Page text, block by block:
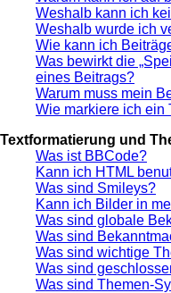
Weshalb kann ich
Weshalb wurde ich
Wie kann ich
Was bewirkt die
eines Beitrags?
Warum muss mein
Wie markiere ich ein
Textformatierung und
Was ist BBCode?
Kann ich HTML
Was sind Smileys?
Kann ich Bilder in
Was sind globale
Was sind
Was sind wichtige
Was sind
Was sind Themen-